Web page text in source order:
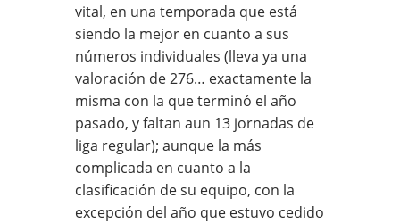
vital, en una temporada que está
siendo la mejor en cuanto a sus
números individuales (lleva ya una
valoración de 276… exactamente la
misma con la que terminó el año
pasado, y faltan aun 13 jornadas de
liga regular); aunque la más
complicada en cuanto a la
clasificación de su equipo, con la
excepción del año que estuvo cedido